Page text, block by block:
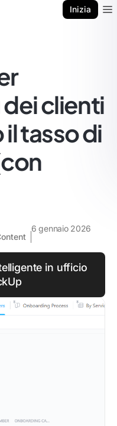
Inizia
clienti
tasso di
6 gennaio 2026
in ufficio